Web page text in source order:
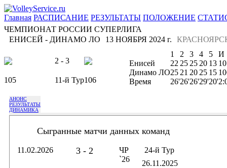
Главная РАСПИСАНИЕ РЕЗУЛЬТАТЫ ПОЛОЖЕНИЕ
ЧЕМПИОНАТ РОССИИ СУПЕРЛИГА
ЕНИСЕЙ - ДИНАМО ЛО
13 НОЯБРЯ 2024 г.
2 - 3
105 11-й Тур106
1 2 3 4 5
И
Енисей
22 25 25 20 13
Динамо ЛО25 21 20 25 15
Время
26'26'26'29'20'
АНОНС
РЕЗУЛЬТАТЫ
ДИНАМИКА
Сыгранные матчи данных команд
11.02.2026 3 - 2
ЧР
`26
24-й Тур
26.11.2025